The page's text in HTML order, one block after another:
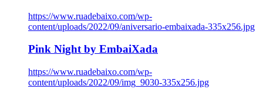
https://www.ruadebaixo.com/wp-
content/uploads/2022/09/aniversario-embaixada-335x256.jpg
Pink Night by EmbaiXada
https://www.ruadebaixo.com/wp-
content/uploads/2022/09/img_9030-335x256.jpg